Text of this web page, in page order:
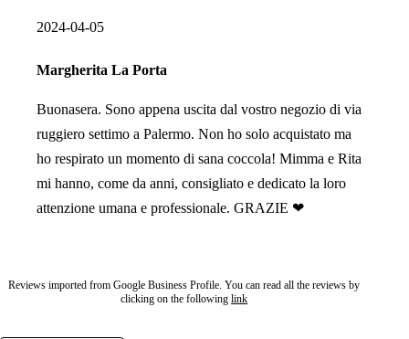
2024-04-05
Margherita La Porta
Buonasera. Sono appena uscita dal vostro negozio di via
ruggiero settimo a Palermo. Non ho solo acquistato ma
ho respirato un momento di sana coccola! Mimma e Rita
mi hanno, come da anni, consigliato e dedicato la loro
attenzione umana e professionale. GRAZIE ❤
Reviews imported from Google Business Profile. You can read all the reviews by
clicking on the followinglink